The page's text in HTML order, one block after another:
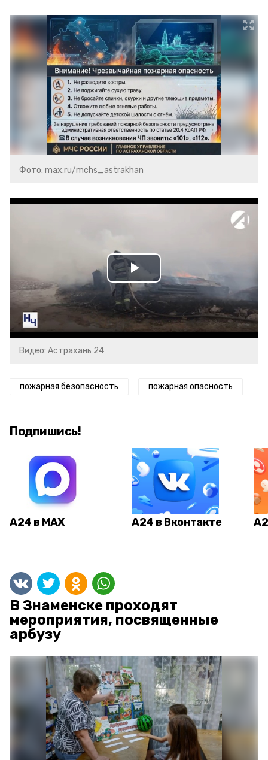
Фото: max.ru/mchs_astrakhan
Play
Video
Видео: Астрахань 24
пожарная безопасность пожарная опасность
Подпишись!
А24 в MAX А24 в Вконтакте
В Знаменске проходят
мероприятия, посвященные
арбузу